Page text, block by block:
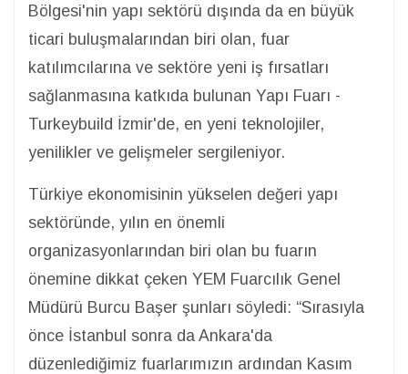
Bölgesi'nin yapı sektörü dışında da en büyük
ticari buluşmalarından biri olan, fuar
katılımcılarına ve sektöre yeni iş fırsatları
sağlanmasına katkıda bulunan Yapı Fuarı -
Turkeybuild İzmir'de, en yeni teknolojiler,
yenilikler ve gelişmeler sergileniyor.
Türkiye ekonomisinin yükselen değeri yapı
sektöründe, yılın en önemli
organizasyonlarından biri olan bu fuarın
önemine dikkat çeken YEM Fuarcılık Genel
Müdürü Burcu Başer şunları söyledi: “Sırasıyla
önce İstanbul sonra da Ankara'da
düzenlediğimiz fuarlarımızın ardından Kasım